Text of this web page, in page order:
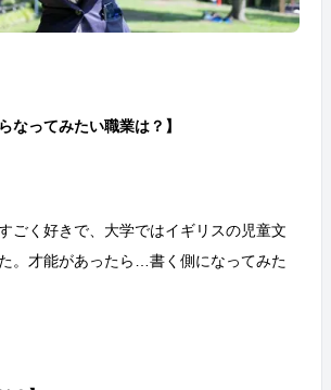
なってみたい職業は？】
ごく好きで、大学ではイギリスの児童文
。才能があったら…書く側になってみた